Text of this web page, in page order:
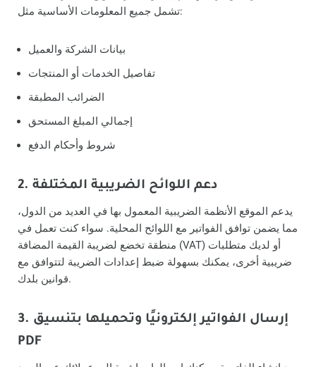
تشمل جميع المعلومات الأساسية مثل:
بيانات الشركة والعميل
تفاصيل الخدمات أو المنتجات
الضرائب المطبقة
إجمالي المبلغ المستحق
شروط وأحكام الدفع
2. دعم اللوائح الضريبية المختلفة
يدعم الموقع الأنظمة الضريبية المعمول بها في العديد من الدول،
مما يضمن توافق الفواتير مع اللوائح المحلية. سواء كنت تعمل في
منطقة تخضع لضريبة القيمة المضافة (VAT) أو لديك متطلبات
ضريبية أخرى، يمكنك بسهولة ضبط إعدادات الضريبة لتتوافق مع
قوانين بلدك.
3. إرسال الفواتير إلكترونيًا وتحميلها بتنسيق
PDF